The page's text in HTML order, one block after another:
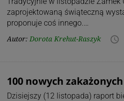
zaprojektowaną świąteczną
proponuje coś innego.…
Autor: Dorota Krehut-Raszyk access_time
100 nowych
Dzisiejszy (12 listopada) raport